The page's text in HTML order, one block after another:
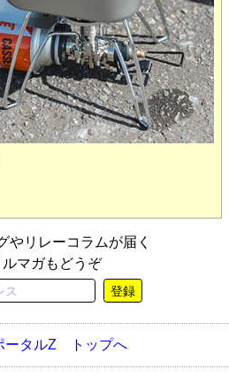
やリレーコラムが届く
マガもどうぞ
登録
ータルZ トップへ